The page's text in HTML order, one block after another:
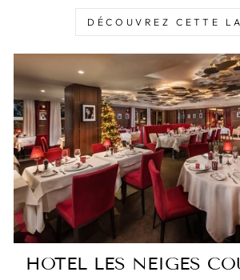
DÉCOUVREZ CETTE
HOTEL LES NEIGES